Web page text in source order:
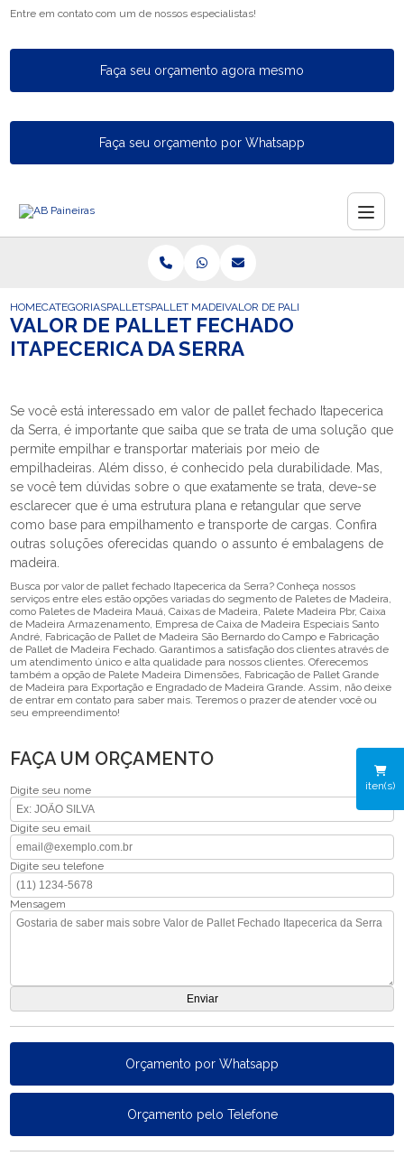
Entre em contato com um de nossos especialistas!
Faça seu orçamento agora mesmo
Faça seu orçamento por Whatsapp
iten(s)
HOMECATEGORIASPALLETSPALLET MADEIRAVALOR DE PALLET FECHADO
VALOR DE PALLET FECHADO
ITAPECERICA DA SERRA
Se você está interessado em valor de pallet fechado Itapecerica
da Serra, é importante que saiba que se trata de uma solução que
permite empilhar e transportar materiais por meio de
empilhadeiras. Além disso, é conhecido pela durabilidade. Mas,
se você tem dúvidas sobre o que exatamente se trata, deve-se
esclarecer que é uma estrutura plana e retangular que serve
como base para empilhamento e transporte de cargas. Confira
outras soluções oferecidas quando o assunto é embalagens de
madeira.
Busca por valor de pallet fechado Itapecerica da Serra? Conheça nossos
serviços entre eles estão opções variadas do segmento de Paletes de Madeira,
como Paletes de Madeira Mauá, Caixas de Madeira, Palete Madeira Pbr, Caixa
de Madeira Armazenamento, Empresa de Caixa de Madeira Especiais Santo
André, Fabricação de Pallet de Madeira São Bernardo do Campo e Fabricação
de Pallet de Madeira Fechado. Garantimos a satisfação dos clientes através de
um atendimento único e alta qualidade para nossos clientes. Oferecemos
também a opção de Palete Madeira Dimensões, Fabricação de Pallet Grande
de Madeira para Exportação e Engradado de Madeira Grande. Assim, não deixe
de entrar em contato para saber mais. Teremos o prazer de atender você ou
seu empreendimento!
FAÇA UM ORÇAMENTO
Digite seu nome
Digite seu email
Digite seu telefone
Mensagem
Orçamento por Whatsapp
Orçamento pelo Telefone